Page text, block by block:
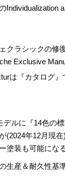
Individualization
クラシックの修
Exclusive
は『カタログ
ルに『14色の
(2024年12月現
塗装も可能にな
生産＆耐久性基